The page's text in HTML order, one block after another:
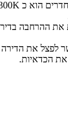
ההרחבה
הכדאיות.